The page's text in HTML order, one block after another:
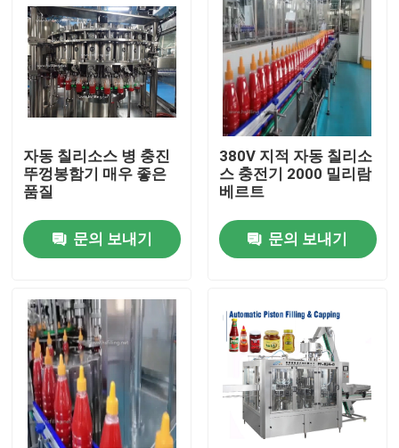
홈
회사 소개
자동 칠리소스 병 충진
뚜껑봉함기 매우 좋은
품질
문의 보내기
380V 지적 자동 칠리소
스 충전기 2000 밀리람
베르트
문의 보내기